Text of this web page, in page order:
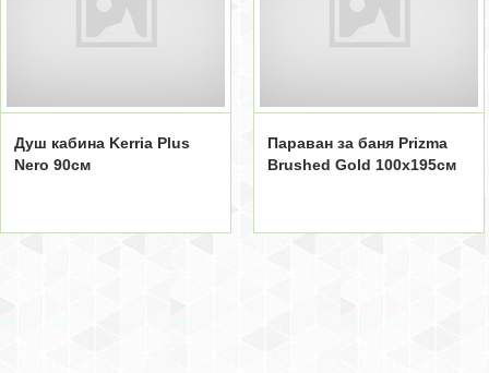
Душ кабина Kerria Plus
Nero 90см
Параван за баня Prizma
Brushed Gold 100x195см